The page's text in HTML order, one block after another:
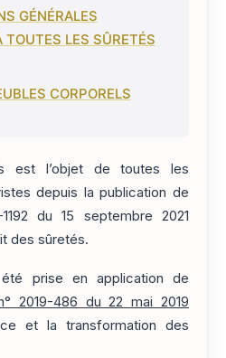
GÉNÉRALES
TOUTES LES SÛRETÉS
CORPORELS
est l’objet de toutes les
depuis la publication de
1192 du 15 septembre 2021
des sûretés.
prise en application de
2019-486 du 22 mai 2019
et la transformation des